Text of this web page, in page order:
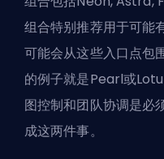
组合特别推荐用于可能
可能会从这些入口点包
的例子就是Pearl或
图控制和团队协调是必
成这两件事。